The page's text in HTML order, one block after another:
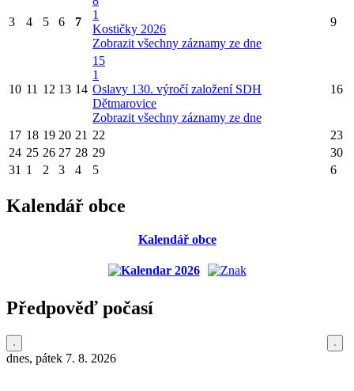
3 4 5 6 7
1
Kostičky 2026
Zobrazit všechny záznamy ze dne
9
10 11 12 13 14
15
1
Oslavy 130. výročí založení SDH
Dětmarovice
Zobrazit všechny záznamy ze dne
16
17 18 19 20 21 22
23
24 25 26 27 28 29
30
31 1 2 3 4 5 6
Kalendář obce
Kalendář obce
Předpověď počasí
dnes, pátek 7. 8. 2026